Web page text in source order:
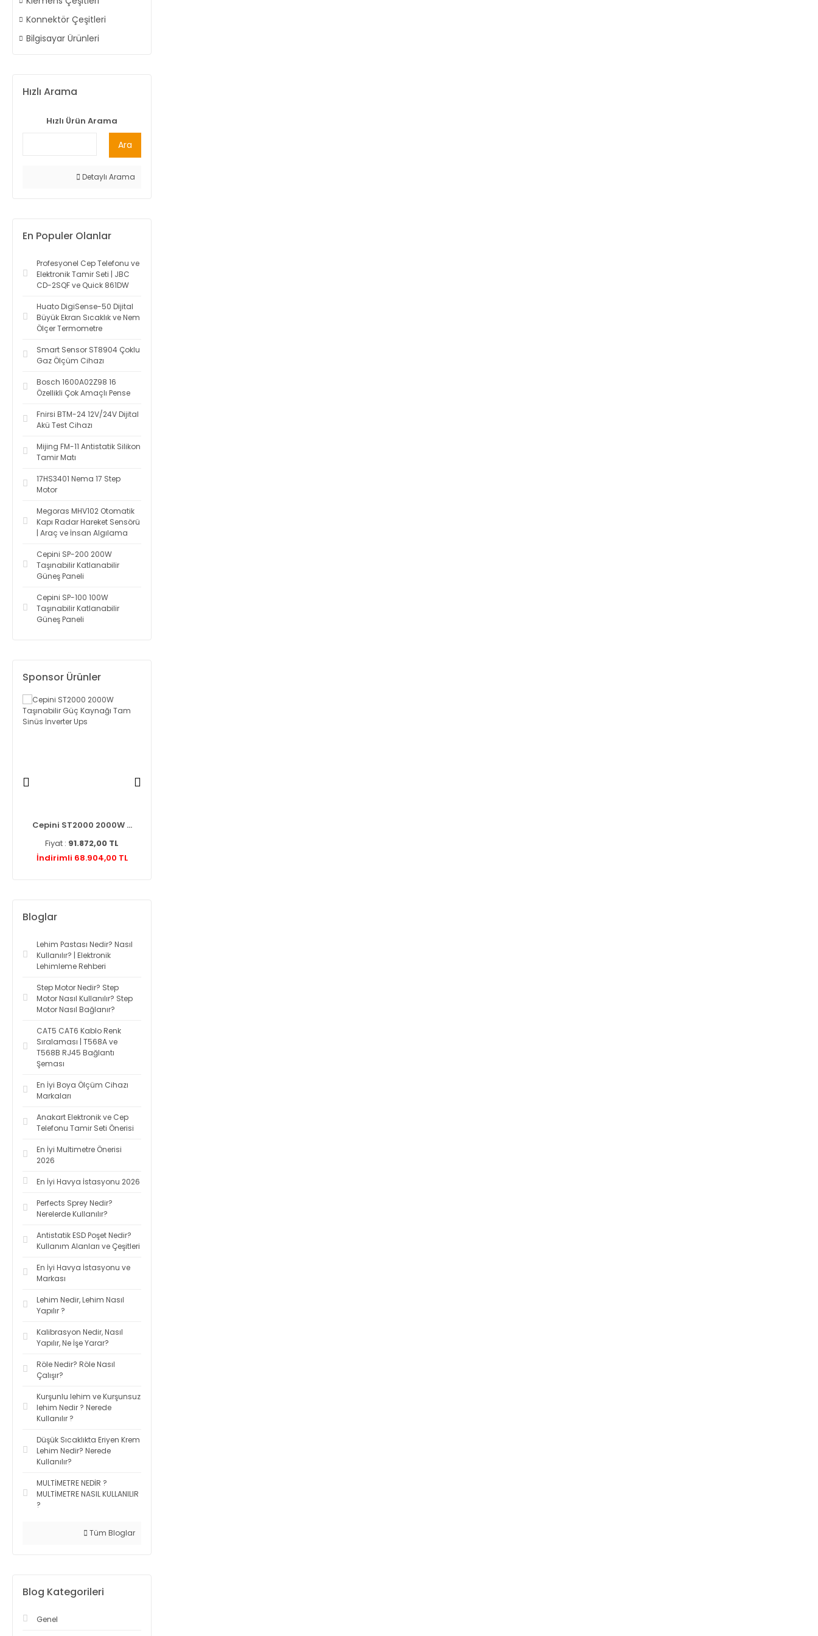
Konnektör Çeşitleri
Bilgisayar Ürünleri
Hızlı Arama
Hızlı Ürün Arama
Ara
Detaylı Arama
En Populer Olanlar
Profesyonel Cep Telefonu ve
Elektronik Tamir Seti | JBC
CD-2SQF ve Quick 861DW
Huato DigiSense-50 Dijital
Büyük Ekran Sıcaklık ve Nem
Ölçer Termometre
Smart Sensor ST8904 Çoklu
Gaz Ölçüm Cihazı
Bosch 1600A02Z98 16
Özellikli Çok Amaçlı Pense
Fnirsi BTM-24 12V/24V Dijital
Akü Test Cihazı
Mijing FM-11 Antistatik Silikon
Tamir Matı
17HS3401 Nema 17 Step
Motor
Megoras MHV102 Otomatik
Kapı Radar Hareket Sensörü
| Araç ve İnsan Algılama
Cepini SP-200 200W
Taşınabilir Katlanabilir
Güneş Paneli
Cepini SP-100 100W
Taşınabilir Katlanabilir
Güneş Paneli
Sponsor Ürünler
Cepini ST2000 2000W ...
Fiyat : 91.872,00 TL
İndirimli 68.904,00 TL
Bloglar
Lehim Pastası Nedir? Nasıl
Kullanılır? | Elektronik
Lehimleme Rehberi
Step Motor Nedir? Step
Motor Nasıl Kullanılır? Step
Motor Nasıl Bağlanır?
CAT5 CAT6 Kablo Renk
Sıralaması | T568A ve
T568B RJ45 Bağlantı
Şeması
En İyi Boya Ölçüm Cihazı
Markaları
Anakart Elektronik ve Cep
Telefonu Tamir Seti Önerisi
En İyi Multimetre Önerisi
2026
En İyi Havya İstasyonu 2026
Perfects Sprey Nedir?
Nerelerde Kullanılır?
Antistatik ESD Poşet Nedir?
Kullanım Alanları ve Çeşitleri
En İyi Havya İstasyonu ve
Markası
Lehim Nedir, Lehim Nasıl
Yapılır ?
Kalibrasyon Nedir, Nasıl
Yapılır, Ne İşe Yarar?
Röle Nedir? Röle Nasıl
Çalışır?
Kurşunlu lehim ve Kurşunsuz
lehim Nedir ? Nerede
Kullanılır ?
Düşük Sıcaklıkta Eriyen Krem
Lehim Nedir? Nerede
Kullanılır?
MULTİMETRE NEDİR ?
MULTİMETRE NASIL KULLANILIR
?
Tüm Bloglar
Blog Kategorileri
Genel